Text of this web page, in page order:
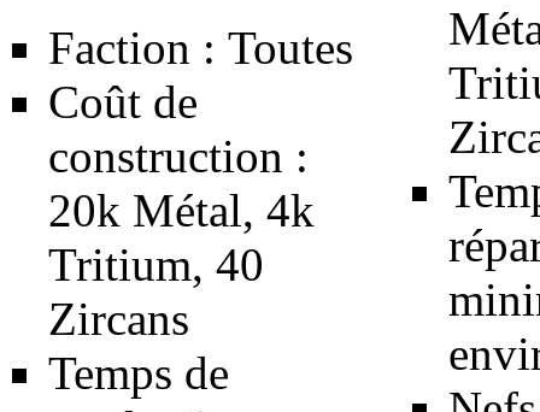
Faction : Toutes
Coût de
construction :
20k Métal, 4k
Tritium, 40
Zircans
Temps de